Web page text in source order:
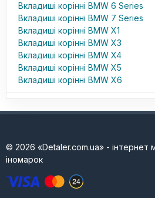
Вкладиші корінні BMW 6 Series
Вкладиші корінні BMW 7 Series
Вкладиші корінні BMW X1
Вкладиші корінні BMW X3
Вкладиші корінні BMW X4
Вкладиші корінні BMW X5
Вкладиші корінні BMW X6
© 2026 «Detaler.com.ua» - інтернет
іномарок